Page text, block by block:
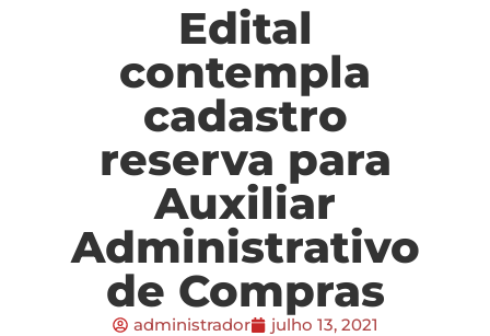
Edital
contempla
cadastro
reserva para
Auxiliar
Administrativo
de Compras
administrador julho 13, 2021